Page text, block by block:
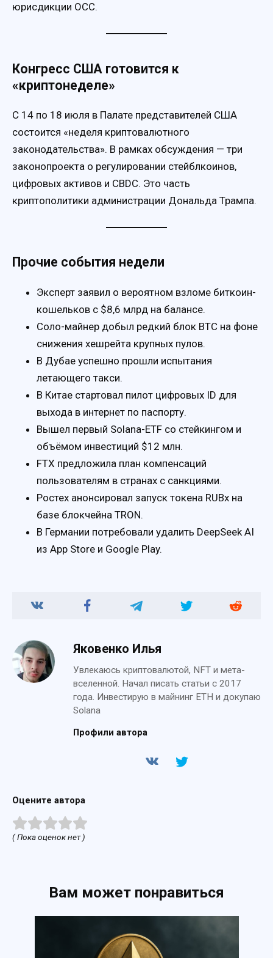
юрисдикции OCC.
Конгресс США готовится к
«криптонеделе»
С 14 по 18 июля в Палате представителей США
состоится «неделя криптовалютного
законодательства». В рамках обсуждения — три
законопроекта о регулировании стейблкоинов,
цифровых активов и CBDC. Это часть
криптополитики администрации Дональда Трампа.
Прочие события недели
Эксперт заявил о вероятном взломе биткоин-
кошельков с $8,6 млрд на балансе.
Соло-майнер добыл редкий блок BTC на фоне
снижения хешрейта крупных пулов.
В Дубае успешно прошли испытания
летающего такси.
В Китае стартовал пилот цифровых ID для
выхода в интернет по паспорту.
Вышел первый Solana-ETF со стейкингом и
объёмом инвестиций $12 млн.
FTX предложила план компенсаций
пользователям в странах с санкциями.
Ростех анонсировал запуск токена RUBx на
базе блокчейна TRON.
В Германии потребовали удалить DeepSeek AI
из App Store и Google Play.
Яковенко Илья
Увлекаюсь криптовалютой, NFT и мета-
вселенной. Начал писать статьи с 2017
года. Инвестирую в майнинг ETH и докупаю
Solana
Профили автора
Оцените автора
( Пока оценок нет )
Вам может понравиться